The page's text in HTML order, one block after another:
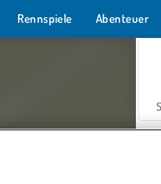
Rennspiele Abenteuer